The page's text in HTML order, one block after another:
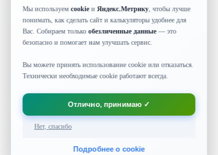
Торговое оборудование
Завесы ПВХ
Витрины холодильные
Горки холодильные
Бонеты и лари
Кассовые боксы
Холодильные столы
Защитные экраны
Водонагреватели
Увлажнители воздуха
Тепловое оборудование
Тепловое оборудование
Мы используемcookieи Яндекс.Метрику, чтобы лучше
понимать, как сделать сайт и калькуляторы удобнее для
Вас. Собираем толькообезличенные данные— это
безопасно и помогает нам улучшать сервис.
Вы можете принять использование cookie или отказаться.
Технически необходимые cookie работают всегда.
Отлично, принимаю ✓
Нет, спасибо
Подробнее о cookie
📞 8 800 500-40-63